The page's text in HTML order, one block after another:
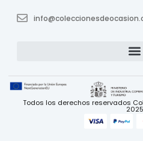
Todos los derechos reservados
2025